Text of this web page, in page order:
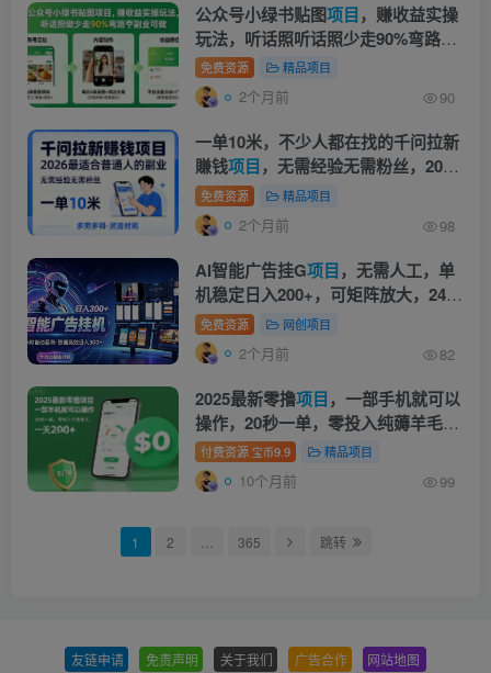
公众号小绿书贴图项目，赚收益实操
玩法，听话照听话照少走90%弯路丨
副业可做
免费资源 精品项目
2个月前 90
一单10米，不少人都在找的千问拉新
賺钱项目，无需经验无需粉丝，2026
最适合普通人副业(更新5月17日)
免费资源 精品项目
2个月前 98
AI智能广告挂G项目，无需人工，单
机稳定日入200+，可矩阵放大，24小
时不间断刷广告賺收益【揭秘】
免费资源 网创项目
2个月前 82
2025最新零撸项目，一部手机就可以
操作，20秒一单，零投入纯薅羊毛，
无门槛，一天200+【揭秘】
付费资源 宝币9.9 精品项目
10个月前 99
1 2 365 跳转
友链申请 免责声明 关于我们 广告合作 网站地图